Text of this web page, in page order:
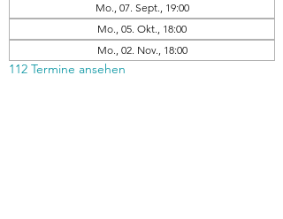
Mo., 07. Sept., 19:00
Mo., 05. Okt., 18:00
Mo., 02. Nov., 18:00
112 Termine ansehen